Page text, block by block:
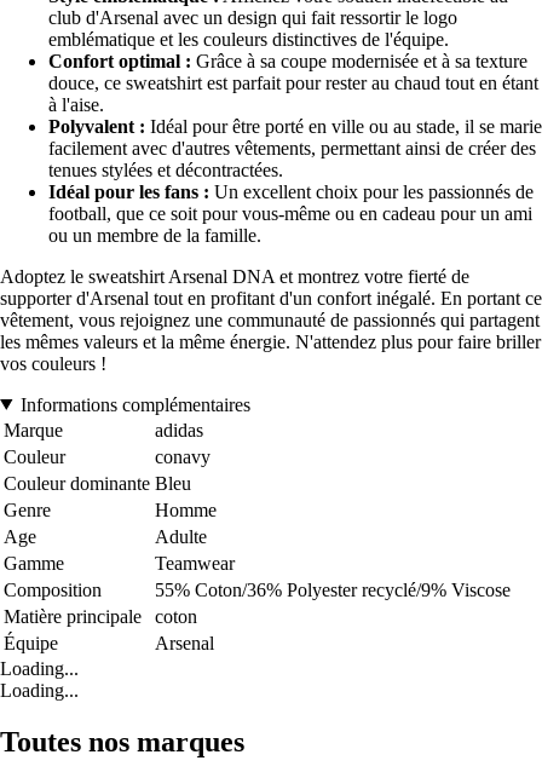
club d'Arsenal avec un design qui fait ressortir le logo
emblématique et les couleurs distinctives de l'équipe.
Confort optimal : Grâce à sa coupe modernisée et à sa texture
douce, ce sweatshirt est parfait pour rester au chaud tout en étant
à l'aise.
Polyvalent : Idéal pour être porté en ville ou au stade, il se marie
facilement avec d'autres vêtements, permettant ainsi de créer des
tenues stylées et décontractées.
Idéal pour les fans : Un excellent choix pour les passionnés de
football, que ce soit pour vous-même ou en cadeau pour un ami
ou un membre de la famille.
Adoptez le sweatshirt Arsenal DNA et montrez votre fierté de
supporter d'Arsenal tout en profitant d'un confort inégalé. En portant ce
vêtement, vous rejoignez une communauté de passionnés qui partagent
les mêmes valeurs et la même énergie. N'attendez plus pour faire briller
vos couleurs !
Informations complémentaires
Marque
adidas
Couleur
conavy
Couleur dominante Bleu
Genre
Homme
Age
Adulte
Gamme
Teamwear
Composition
55% Coton/36% Polyester recyclé/9% Viscose
Matière principale
coton
Équipe
Arsenal
Loading...
Loading...
Toutes nos marques